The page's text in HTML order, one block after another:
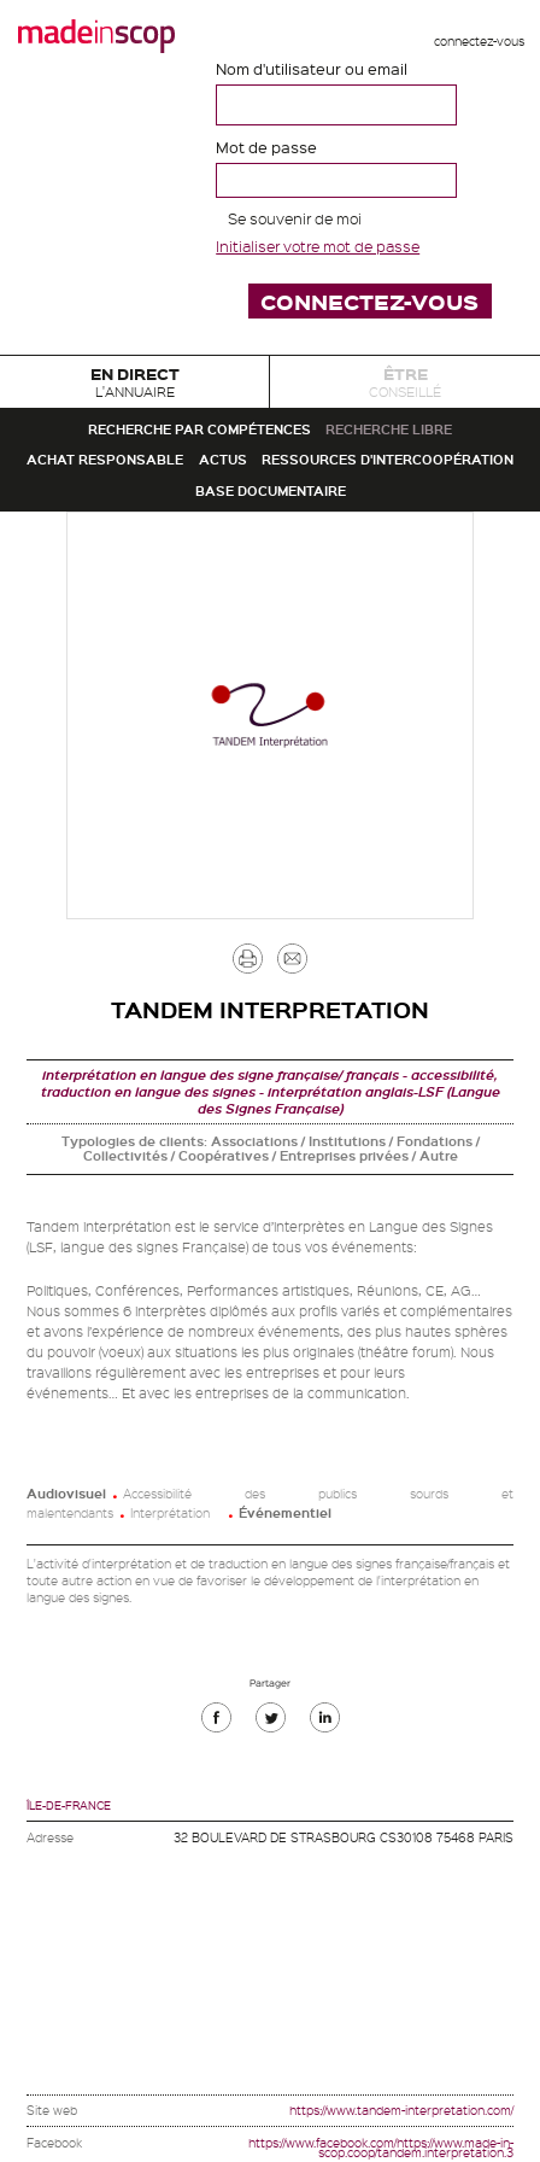
connectez-vous
Nom d'utilisateur ou email
Mot de passe
Se souvenir de moi
Initialiser votre mot de passe
EN DIRECT
L'ANNUAIRE
ÊTRE
CONSEILLÉ
RECHERCHE PAR COMPÉTENCES
RECHERCHE LIBRE
ACHAT RESPONSABLE
ACTUS
RESSOURCES D'INTERCOOPÉRATION
BASE DOCUMENTAIRE
Imprimer
TANDEM INTERPRETATION
interprétation en langue des signe française/ français
accessibilité,
traduction en langue des signes
interprétation anglais-LSF (Langue
des Signes Française)
Typologies de clients: Associations / Institutions / Fondations /
Collectivités / Coopératives / Entreprises privées / Autre
Tandem interprétation est le service d’interprètes en Langue des Signes
(LSF, langue des signes Française) de tous vos événements:
Politiques, Conférences, Performances artistiques, Réunions, CE, AG…
Nous sommes 6 interprètes diplômés aux profils variés et complémentaires
et avons l’expérience de nombreux événements, des plus hautes sphères
du pouvoir (voeux) aux situations les plus originales (théâtre forum). Nous
travaillons régulièrement avec les entreprises et pour leurs
événements… Et avec les entreprises de la communication.
Audiovisuel
Accessibilité des publics sourds et
malentendants
Interprétation Événementiel
L'activité d'interprétation et de traduction en langue des signes française/français et
toute autre action en vue de favoriser le développement de l'interprétation en
langue des signes.
Partager
Partager
Partager
ÎLE-DE-FRANCE
Adresse 32 BOULEVARD DE STRASBOURG CS30108 75468 PARIS
Site web https://www.tandem-interpretation.com/
Facebook https://www.facebook.com/https://www.made-in-
scop.coop/tandem.interpretation.3